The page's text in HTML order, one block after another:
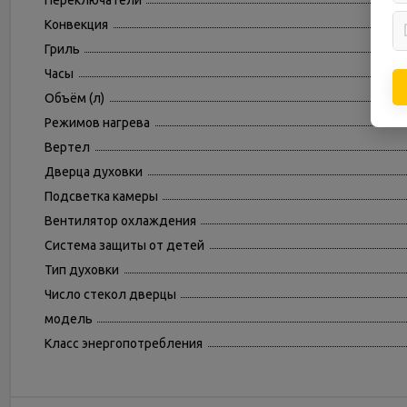
Конвекция
Гриль
Часы
Объём (л)
Режимов нагрева
Вертел
Дверца духовки
Подсветка камеры
Вентилятор охлаждения
Система защиты от детей
Тип духовки
Число стекол дверцы
модель
Класс энергопотребления